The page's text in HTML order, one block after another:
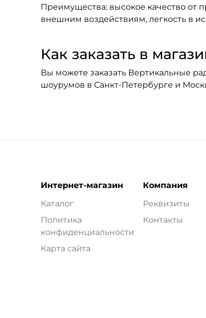
Преимущества: высокое качество от
внешним воздействиям, легкость в
Как заказать в
Вы можете заказать Вертикальные
шоурумов в Санкт-Петербурге и
Интернет-магазин
Каталог
Политика
конфиденциальности
Карта сайта
Компания
Реквизиты
Контакты